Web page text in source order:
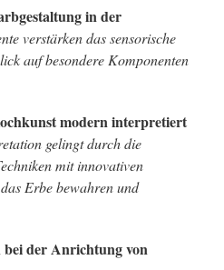
in der
verstärken das sensorische
auf besondere Komponenten
modern interpretiert
gelingt durch die
mit innovativen
Erbe bewahren und
bei der Anrichtung von